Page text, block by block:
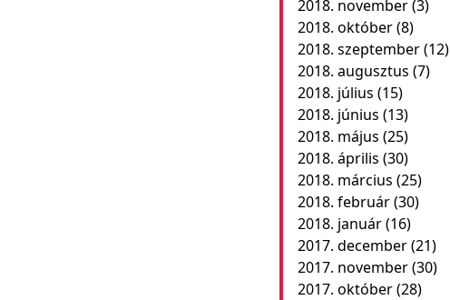
2018. november(3)
2018. október(8)
2018. szeptember(12)
2018. augusztus (7)
2018. július (15)
2018. június (13)
2018. május (25)
2018. április (30)
2018. március (25)
2018. február(30)
2018. január(16)
2017. december(21)
2017. november(30)
2017. október(28)